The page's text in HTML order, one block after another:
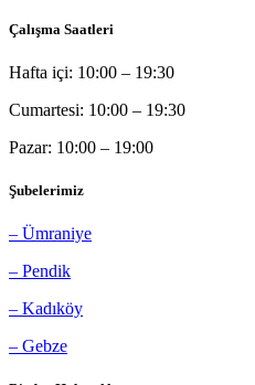
Çalışma Saatleri
Hafta içi: 10:00 – 19:30
Cumartesi: 10:00 – 19:30
Pazar: 10:00 – 19:00
Şubelerimiz
– Ümraniye
– Pendik
– Kadıköy
– Gebze